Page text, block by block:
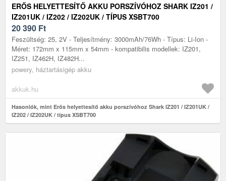
ERŐS HELYETTESÍTŐ AKKU PORSZÍVÓHOZ SHARK IZ201 /
IZ201UK / IZ202 / IZ202UK / TÍPUS XSBT700
20 390 Ft
Feszültség: 25, 2V - Teljesítmény: 3000mAh/76Wh - Típus: Li-Ion -
Méret: 172mm x 115mm x 54mm - kompatibilis modellek: IZ201,
IZ251, IZ462H, IZ482H...
powery, háztartásigép akku
akkuk.hu
Hasonlók, mint Erős helyettesítő akku porszívóhoz Shark IZ201 / IZ201UK /
IZ202 / IZ202UK / típus XSBT700